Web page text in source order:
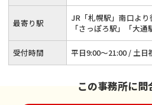
最寄り駅
JR「札幌駅」南口よ
「さっぽろ駅」「大
受付時間 平日9:00～21:00 / 土日
この事務所に問